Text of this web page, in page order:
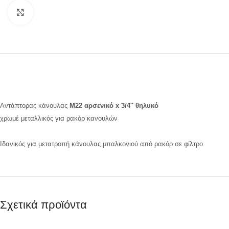
Αντάπτορας κάνουλας M22 αρσενικό x 3/4″ θηλυκό
χρωμέ μεταλλικός για ρακόρ κανουλών
Ιδανικός για μετατροπή κάνουλας μπαλκονιού από ρακόρ σε φίλτρο
Σχετικά προϊόντα